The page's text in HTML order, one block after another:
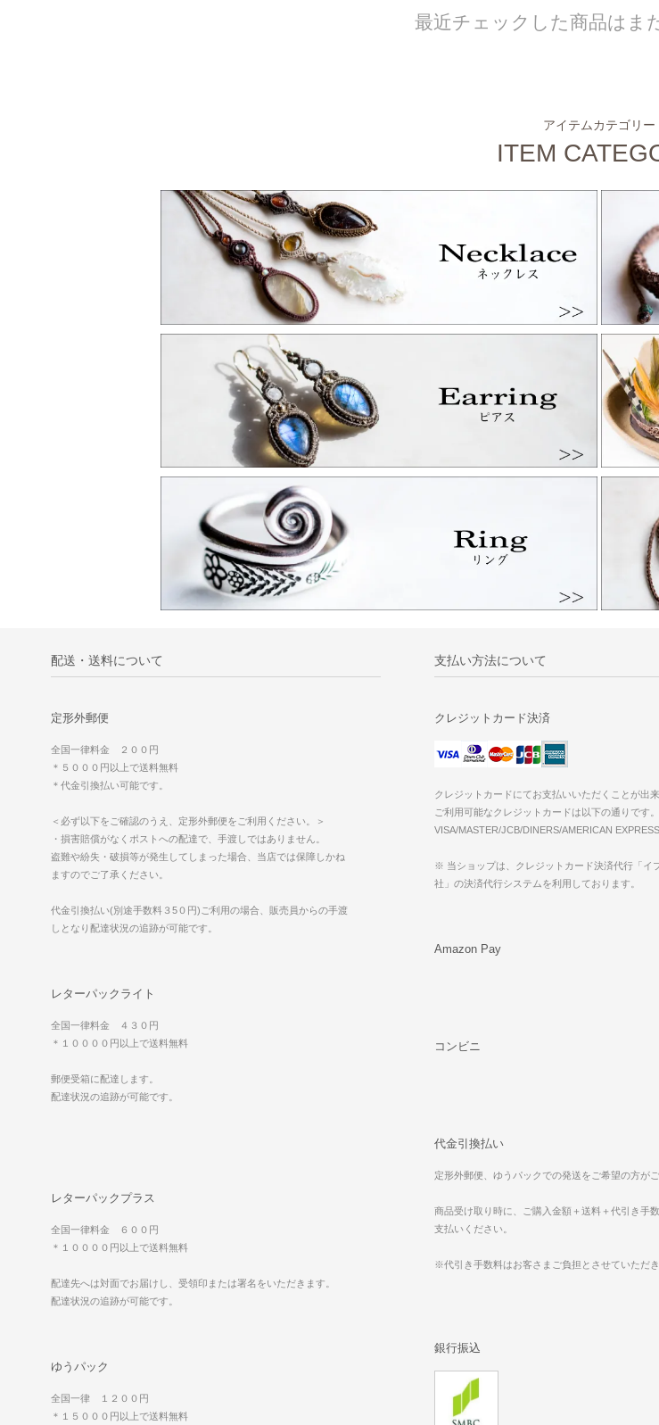
最近チェックした商品はま
アイテムカテゴリー
ITEM
配送・送料について
定形外郵便
全国一律料金 ２００円
＊５０００円以上で送料無料
＊代金引換払い可能です。
＜必ず以下をご確認のうえ、定形外郵便をご利用ください。＞
・損害賠償がなくポストへの配達で、手渡しではありません。
盗難や紛失・破損等が発生してしまった場合、当店では保障しかね
ますのでご了承ください。
代金引換払い(別途手数料３5０円)ご利用の場合、販売員からの手渡
しとなり配達状況の追跡が可能です。
レターパックライト
全国一律料金 ４３０円
＊１００００円以上で送料無料
郵便受箱に配達します。
配達状況の追跡が可能です。
レターパックプラス
全国一律料金 ６００円
＊１００００円以上で送料無料
配達先へは対面でお届けし、受領印または署名をいただきます。
配達状況の追跡が可能です。
ゆうパック
全国一律 １２００円
＊１５０００円以上で送料無料
支払い方法について
クレジットカード決済
クレジットカードにてお支払いいただくことが出来
ご利用可能なクレジットカードは以下の通りです。
VISA/MASTER/JCB/DINERS/AMERICAN EXPRESS
※ 当ショップは、クレジットカード決済代行「イ
社」の決済代行システムを利用しております。
Amazon Pay
コンビニ
代金引換払い
定形外郵便、ゆうパックでの発送をご希望の方がご
商品受け取り時に、ご購入金額＋送料＋代引き手
支払いください。
※代引き手数料はお客さまご負担とさせていただき
銀行振込